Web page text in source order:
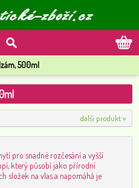
500ml
další produkt »
pro snadné rozčesání a vyšší
který působí jako přírodní
složek na vlas a napomáhá je